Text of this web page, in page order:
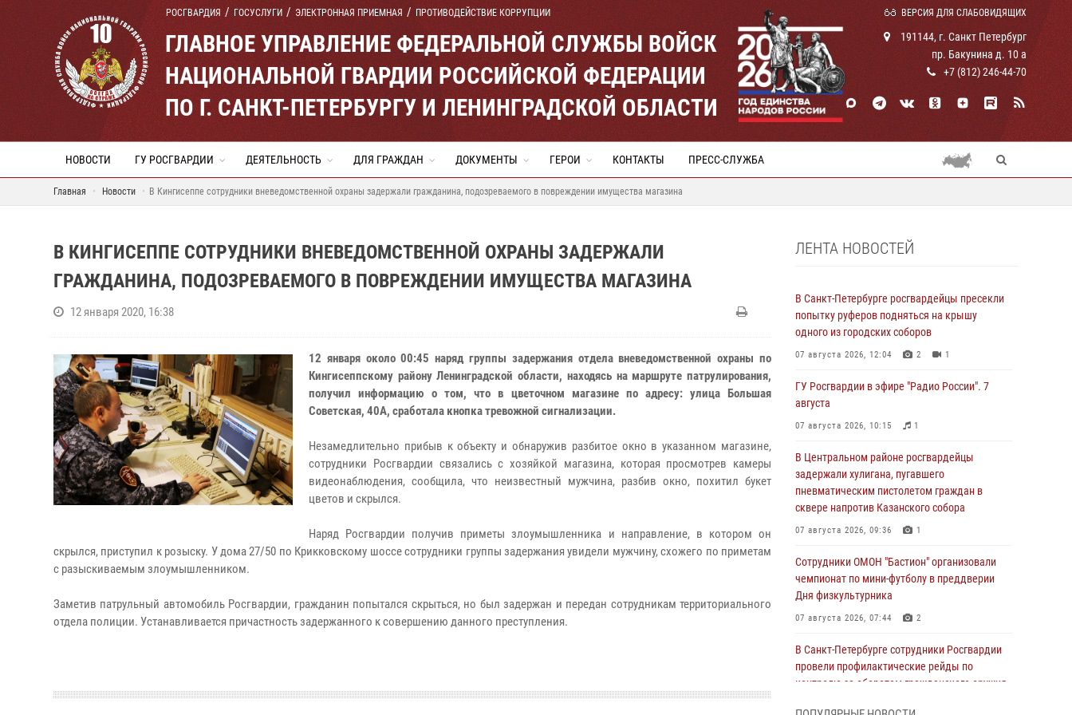
РОСГВАРДИЯ ГОСУСЛУГИ ЭЛЕКТРОННАЯ ПРИЕМНАЯ ПРОТИВОДЕЙСТВИЕ КОРРУПЦИИ ВЕРСИЯ ДЛЯ СЛАБОВИДЯЩИХ
ГЛАВНОЕ УПРАВЛЕНИЕ ФЕДЕРАЛЬНОЙ СЛУЖБЫ ВОЙСК
НАЦИОНАЛЬНОЙ ГВАРДИИ РОССИЙСКОЙ ФЕДЕРАЦИИ
ПО Г. САНКТ-ПЕТЕРБУРГУ И ЛЕНИНГРАДСКОЙ ОБЛАСТИ
191144, г. Санкт Петербург
пр. Бакунина д. 10 а
+7 (812) 246-44-70
НОВОСТИ ГУ РОСГВАРДИИ ДЕЯТЕЛЬНОСТЬ ДЛЯ ГРАЖДАН ДОКУМЕНТЫ ГЕРОИ КОНТАКТЫ ПРЕСС-СЛУЖБА
Главная Новости В Кингисеппе сотрудники вневедомственной охраны задержали гражданина, подозреваемого в повреждении имущества магазина
В КИНГИСЕППЕ СОТРУДНИКИ ВНЕВЕДОМСТВЕННОЙ ОХРАНЫ ЗАДЕРЖАЛИ
ГРАЖДАНИНА, ПОДОЗРЕВАЕМОГО В ПОВРЕЖДЕНИИ ИМУЩЕСТВА МАГАЗИНА
12 января 2020, 16:38
12 января около 00:45 наряд группы задержания отдела вневедомственной охраны по
Кингисеппскому району Ленинградской области, находясь на маршруте патрулирования,
получил информацию о том, что в цветочном магазине по адресу: улица Большая
Советская, 40А, сработала кнопка тревожной сигнализации.
Незамедлительно прибыв к объекту и обнаружив разбитое окно в указанном магазине,
сотрудники Росгвардии связались с хозяйкой магазина, которая просмотрев камеры
видеонаблюдения, сообщила, что неизвестный мужчина, разбив окно, похитил букет
цветов и скрылся.
Наряд Росгвардии получив приметы злоумышленника и направление, в котором он
скрылся, приступил к розыску. У дома 27/50 по Крикковскому шоссе сотрудники группы задержания увидели мужчину, схожего по приметам
с разыскиваемым злоумышленником.
Заметив патрульный автомобиль Росгвардии, гражданин попытался скрыться, но был задержан и передан сотрудникам территориального
отдела полиции. Устанавливается причастность задержанного к совершению данного преступления.
ЛЕНТА НОВОСТЕЙ
В Санкт-Петербурге росгвардейцы пресекли
попытку руферов подняться на крышу
одного из городских соборов
07 августа 2026, 12:04 2 1
ГУ Росгвардии в эфире "Радио России". 7
августа
07 августа 2026, 10:15 1
В Центральном районе росгвардейцы
задержали хулигана, пугавшего
пневматическим пистолетом граждан в
сквере напротив Казанского собора
07 августа 2026, 09:36 1
Сотрудники ОМОН "Бастион" организовали
чемпионат по мини-футболу в преддверии
Дня физкультурника
07 августа 2026, 07:44 2
В Санкт-Петербурге сотрудники Росгвардии
провели профилактические рейды по
контролю за оборотом гражданского оружия